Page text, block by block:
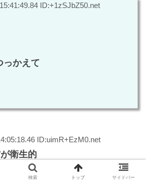
ID:+1zSJbZ50.net
っかえて
ID:uimR+EzM0.net
衛生的
もいい
検索 トップ サイドバー